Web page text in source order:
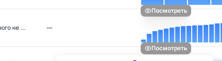
Посмотреть
не … —
Посмотреть